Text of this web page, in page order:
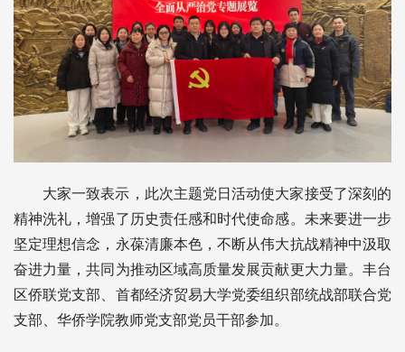
大家一致表示，此次主题党日活动使大家接受了深刻的
精神洗礼，增强了历史责任感和时代使命感。未来要进一步
坚定理想信念，永葆清廉本色，不断从伟大抗战精神中汲取
奋进力量，共同为推动区域高质量发展贡献更大力量。丰台
区侨联党支部、首都经济贸易大学党委组织部统战部联合党
支部、华侨学院教师党支部党员干部参加。